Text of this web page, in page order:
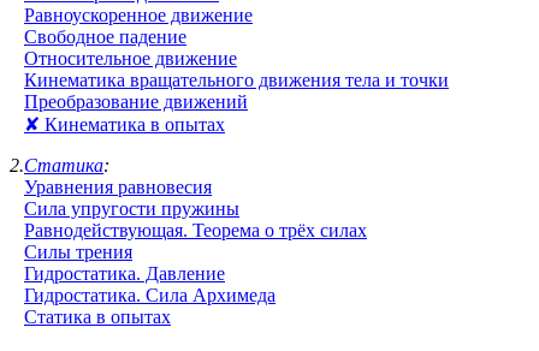
Равноускоренное движение
Свободное падение
Относительное движение
Кинематика вращательного движения тела и точки
Преобразование движений
✘ Кинематика в опытах
2.Статика:
Уравнения равновесия
Сила упругости пружины
Равнодействующая. Теорема о трёх силах
Силы трения
Гидростатика. Давление
Гидростатика. Сила Архимеда
Статика в опытах